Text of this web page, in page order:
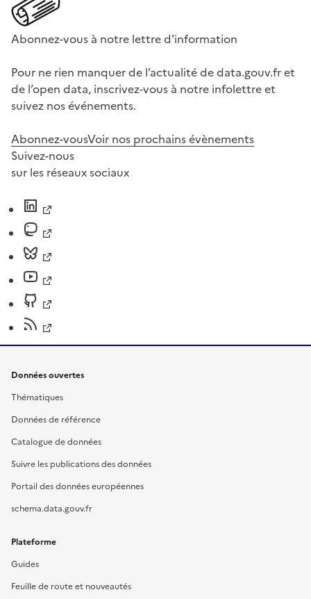
Abonnez-vous à notre lettre d'information
Pour ne rien manquer de l’actualité de data.gouv.fr et
de l’open data, inscrivez-vous à notre infolettre et
suivez nos événements.
Abonnez-vousVoir nos prochains évènements
Suivez-nous
sur les réseaux sociaux
Données ouvertes
Thématiques
Données de référence
Catalogue de données
Suivre les publications des données
Portail des données européennes
schema.data.gouv.fr
Plateforme
Guides
Feuille de route et nouveautés